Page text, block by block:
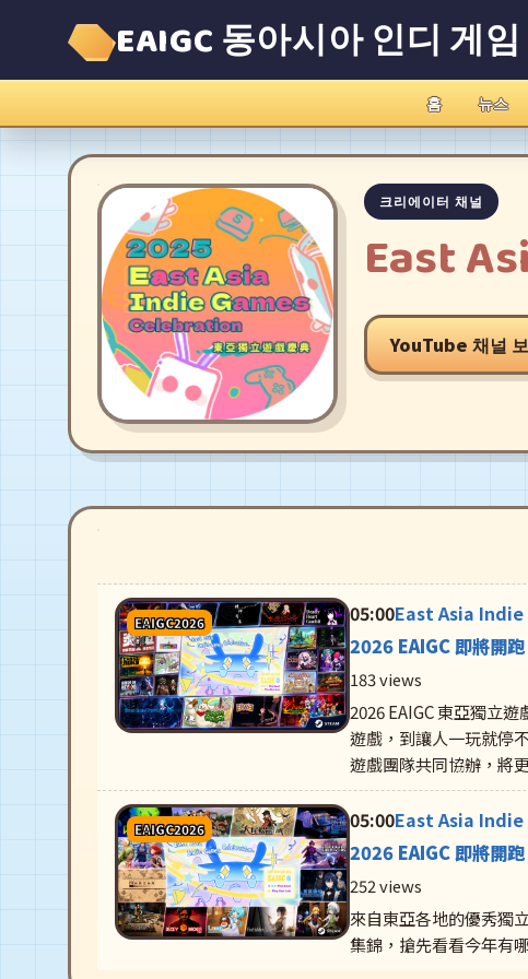
EAIGC 동아시아 인디 게
홈 뉴스
크리에이터 채널
East
YouTube 채널
EAIGC2026 05:00East Asia
2026 EAIGC 即將開
183 views
2026 EAIGC 東亞獨立
遊戲，到讓人一玩就停
遊戲團隊共同協辦，將
EAIGC2026 05:00East Asia
2026 EAIGC 即將開
252 views
來自東亞各地的優秀獨
集錦，搶先看看今年有